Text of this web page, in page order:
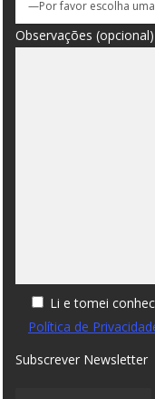
Observações (opcional)
Li e tomei
Política de
Subscrever Newsletter